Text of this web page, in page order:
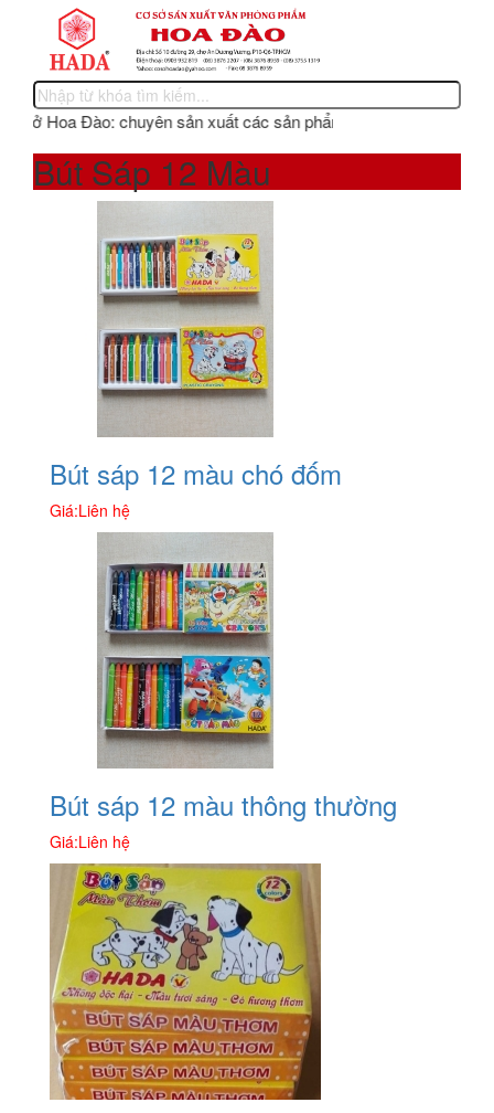
sở Hoa Đào: chuyên sản xuất các sản phẩm văn phòng phẩm,
Bút Sáp 12 Màu
Bút sáp 12 màu chó đốm
Giá:Liên hệ
Bút sáp 12 màu thông thường
Giá:Liên hệ